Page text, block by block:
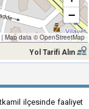
−
| Map data © OpenStreetMap
Yol Tarifi Alın
ilçesinde faaliyet